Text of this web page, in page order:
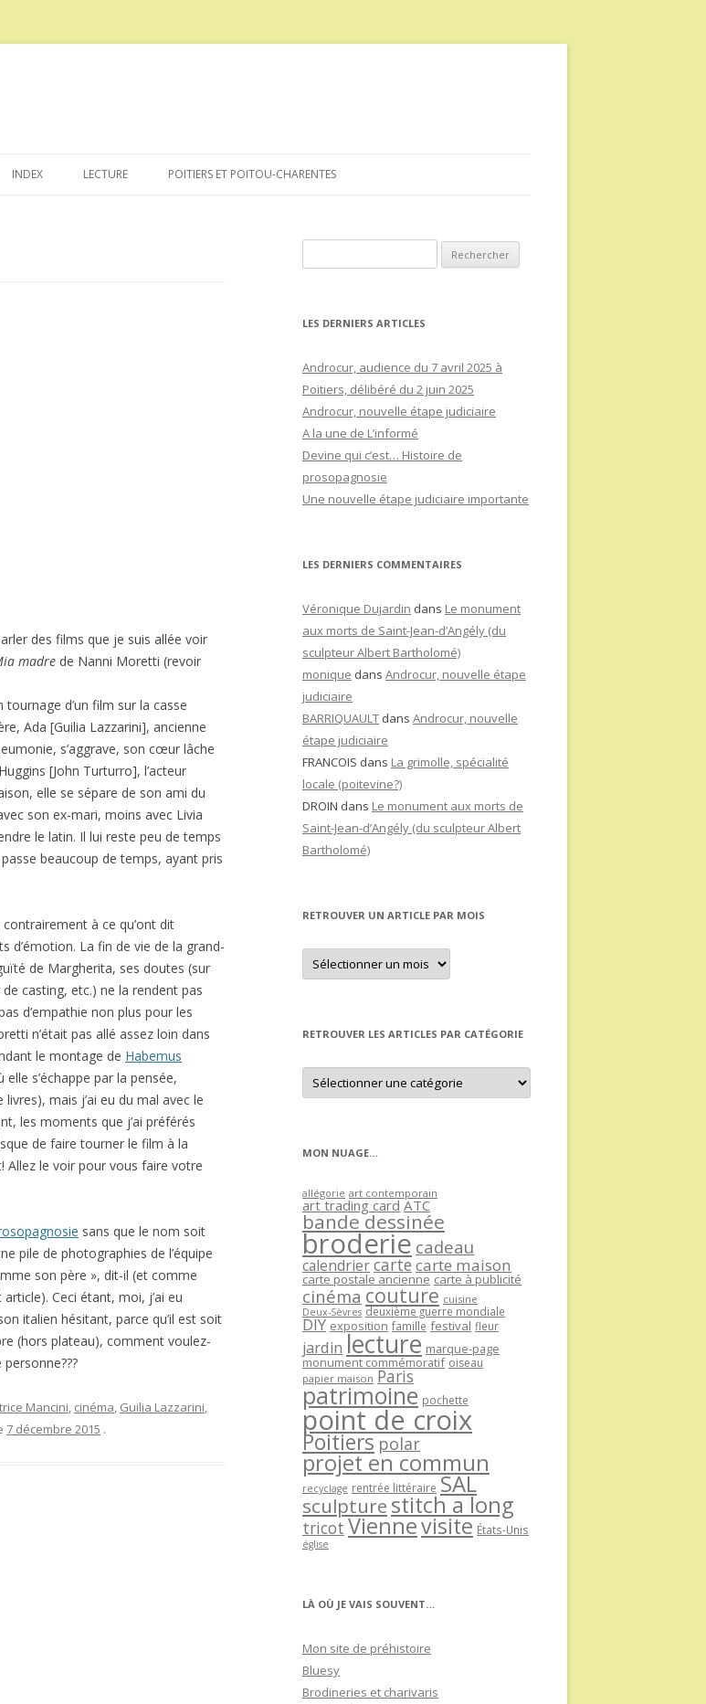
au
INDEX LECTURE POITIERS ET POITOU-CHARENTES
des films que je suis allée voir
madre de Nanni Moretti (revoir
d’un film sur la casse
Ada [Guilia Lazzarini], ancienne
s’aggrave, son cœur lâche
[John Turturro], l’acteur
elle se sépare de son ami du
son ex-mari, moins avec Livia
le latin. Il lui reste peu de temps
beaucoup de temps, ayant pris
à ce qu’ont dit
d’émotion. La fin de vie de la grand-
de Margherita, ses doutes (sur
casting, etc.) ne la rendent pas
d’empathie non plus pour les
n’était pas allé assez loin dans
le montage de Habemus
s’échappe par la pensée,
mais j’ai eu du mal avec le
les moments que j’ai préférés
de faire tourner le film à la
Allez le voir pour vous faire votre
sans que le nom soit
pile de photographies de l’équipe
son père », dit-il (et comme
Ceci étant, moi, j’ai eu
italien hésitant, parce qu’il est soit
(hors plateau), comment voulez-
Mancini, cinéma, Guilia Lazzarini,
7 décembre 2015 .
LES DERNIERS ARTICLES
Androcur, audience du 7 avril 2025 à
Poitiers, délibéré du 2 juin 2025
Androcur, nouvelle étape judiciaire
A la une de L’informé
Devine qui c’est… Histoire de
prosopagnosie
Une nouvelle étape judiciaire importante
LES DERNIERS COMMENTAIRES
Véronique Dujardin dans Le monument
aux morts de Saint-Jean-d’Angély (du
sculpteur Albert Bartholomé)
monique dans Androcur, nouvelle étape
judiciaire
BARRIQUAULT dans Androcur, nouvelle
étape judiciaire
FRANCOIS dans La grimolle, spécialité
locale (poitevine?)
DROIN dans Le monument aux morts de
Saint-Jean-d’Angély (du sculpteur Albert
Bartholomé)
RETROUVER UN ARTICLE PAR MOIS
Retrouver
un
article
RETROUVER LES ARTICLES PAR CATÉGORIE
Retrouver
les
articles
MON NUAGE…
allégorie art contemporain
art trading card ATC
bande dessinée
broderie cadeau
calendriercartecarte maison
carte postale ancienne carte à publicité
cinéma couture cuisine
Deux-Sèvres deuxième guerre mondiale
DIY exposition famille festival fleur
jardin lecture marque-page
monument commémoratif oiseau
papier maison Paris
patrimoine pochette
point de croix
Poitiers polar
projet en commun
recyclage rentrée littéraire SAL
sculpture stitch a long
tricot Viennevisite États-Unis
église
LÀ OÙ JE VAIS SOUVENT…
Mon site de préhistoire
Bluesy
Brodineries et charivaris